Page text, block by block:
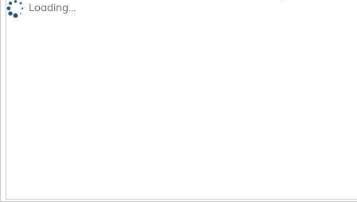
Loading...